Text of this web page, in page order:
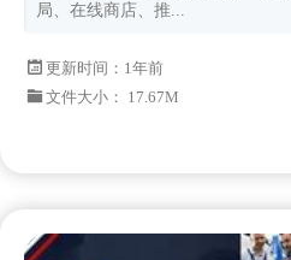
局、在线商店、推...
更新时间： 1年前
文件大小： 17.67M